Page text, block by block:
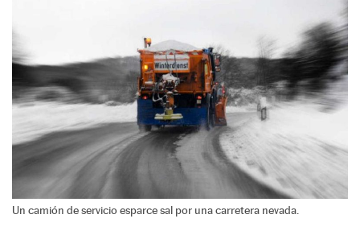
Un camión de servicio esparce sal por una carretera nevada.